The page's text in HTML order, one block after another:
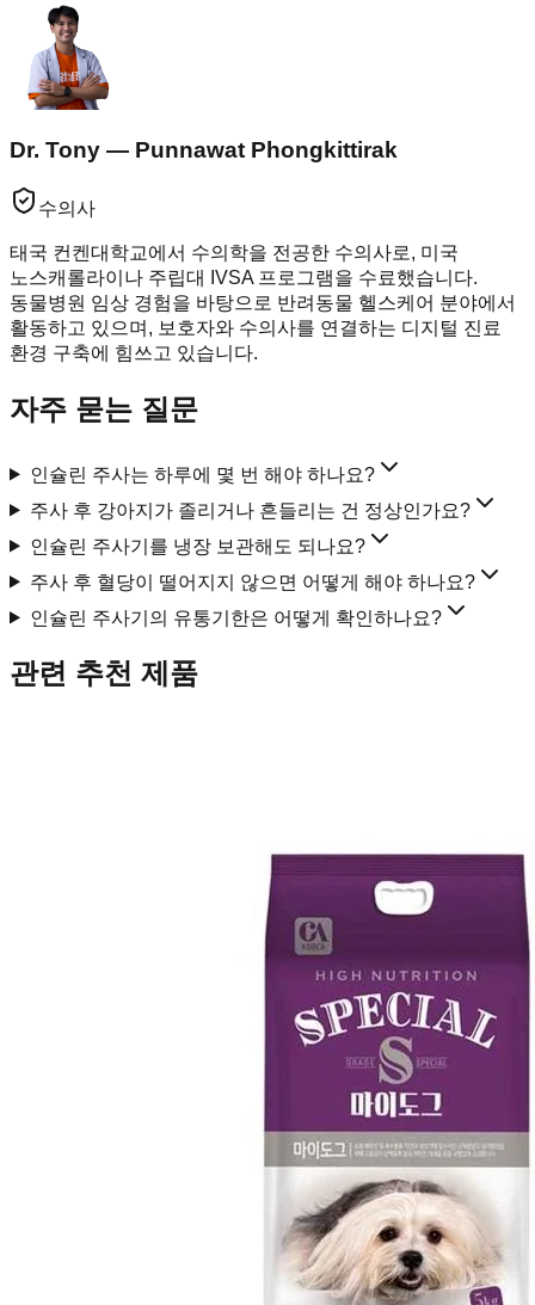
Dr. Tony — Punnawat Phongkittirak
수의사
태국 컨켄대학교에서 수의학을 전공한 수의사로, 미국
노스캐롤라이나 주립대 IVSA 프로그램을 수료했습니다.
동물병원 임상 경험을 바탕으로 반려동물 헬스케어 분야에서
활동하고 있으며, 보호자와 수의사를 연결하는 디지털 진료
환경 구축에 힘쓰고 있습니다.
자주 묻는 질문
인슐린 주사는 하루에 몇 번 해야 하나요?
주사 후 강아지가 졸리거나 흔들리는 건 정상인가요?
인슐린 주사기를 냉장 보관해도 되나요?
주사 후 혈당이 떨어지지 않으면 어떻게 해야 하나요?
인슐린 주사기의 유통기한은 어떻게 확인하나요?
관련 추천 제품